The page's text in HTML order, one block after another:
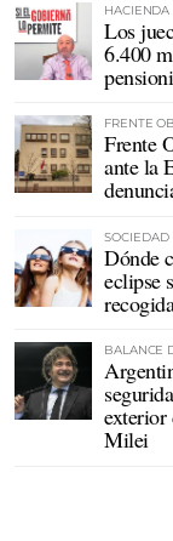
HACIENDA
Los
6.400
FRENTE
Frente
ante la
SOCIEDAD
Dónde
eclipse
BALANCE
exterior
Milei